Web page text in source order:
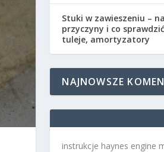
Stuki w zawieszeniu –
przyczyny i co
tuleje, amortyzatory
NAJNOWSZE
instrukcje haynes engine